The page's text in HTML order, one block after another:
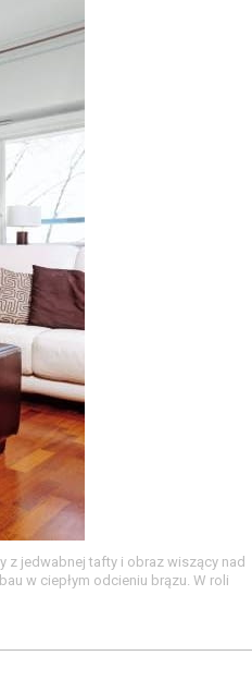
z jedwabnej tafty i obraz wiszący nad
w ciepłym odcieniu brązu. W roli